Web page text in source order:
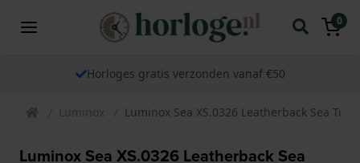
0
Horloges gratis verzonden vanaf €50
Luminox Luminox Sea XS.0326 Leatherback Sea
Luminox Sea XS.0326 Leatherback Sea